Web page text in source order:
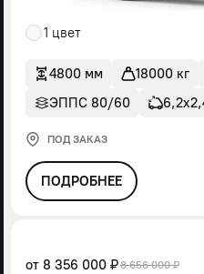
1 цвет
4800 мм 18000 кг
ЭППС 80/60
ПОД ЗАКАЗ
ПОДРОБНЕЕ
от 8 356 000 ₽8 656 000 ₽